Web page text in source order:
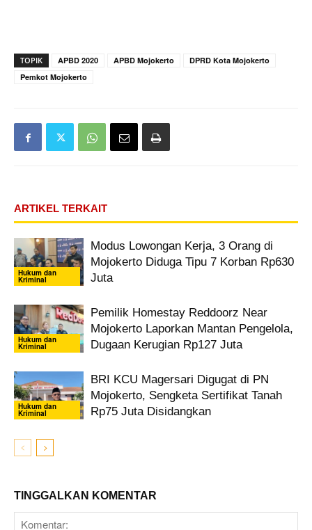
TOPIK APBD 2020 APBD Mojokerto
DPRD Kota Mojokerto
Pemkot Mojokerto
ARTIKEL TERKAIT
Hukum dan
Kriminal
Modus Lowongan Kerja, 3 Orang di
Mojokerto Diduga Tipu 7 Korban Rp630
Juta
Hukum dan
Kriminal
Pemilik Homestay Reddoorz Near
Mojokerto Laporkan Mantan Pengelola,
Dugaan Kerugian Rp127 Juta
Hukum dan
Kriminal
BRI KCU Magersari Digugat di PN
Mojokerto, Sengketa Sertifikat Tanah
Rp75 Juta Disidangkan
TINGGALKAN KOMENTAR